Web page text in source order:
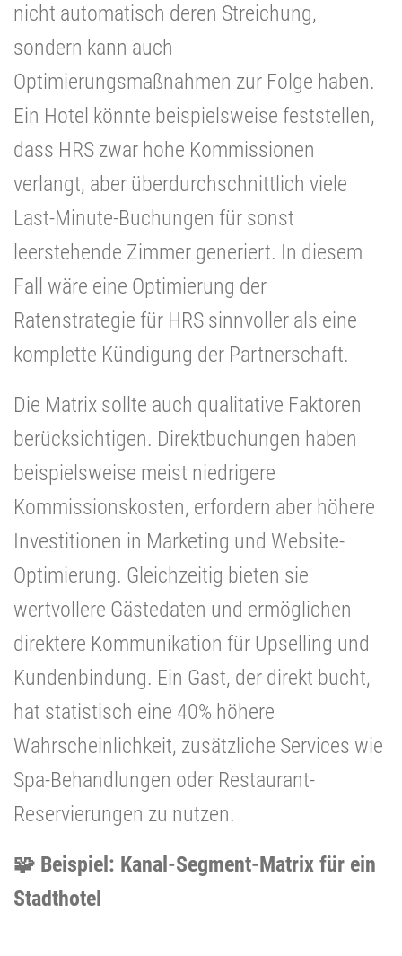
nicht automatisch deren Streichung,
sondern kann auch
Optimierungsmaßnahmen zur Folge haben.
Ein Hotel könnte beispielsweise feststellen,
dass HRS zwar hohe Kommissionen
verlangt, aber überdurchschnittlich viele
Last-Minute-Buchungen für sonst
leerstehende Zimmer generiert. In diesem
Fall wäre eine Optimierung der
Ratenstrategie für HRS sinnvoller als eine
komplette Kündigung der Partnerschaft.
Die Matrix sollte auch qualitative Faktoren
berücksichtigen. Direktbuchungen haben
beispielsweise meist niedrigere
Kommissionskosten, erfordern aber höhere
Investitionen in Marketing und Website-
Optimierung. Gleichzeitig bieten sie
wertvollere Gästedaten und ermöglichen
direktere Kommunikation für Upselling und
Kundenbindung. Ein Gast, der direkt bucht,
hat statistisch eine 40% höhere
Wahrscheinlichkeit, zusätzliche Services wie
Spa-Behandlungen oder Restaurant-
Reservierungen zu nutzen.
🧩 Beispiel: Kanal-Segment-Matrix für ein
Stadthotel